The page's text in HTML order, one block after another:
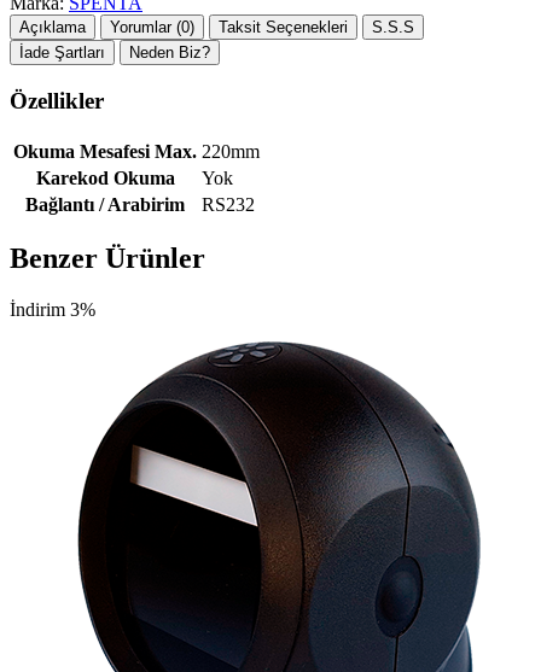
Açıklama Yorumlar (0) Taksit Seçenekleri
S.S.S
İade Şartları
Neden Biz?
Özellikler
Okuma Mesafesi Max. 220mm
Karekod Okuma
Yok
Bağlantı / Arabirim
RS232
Benzer Ürünler
İndirim 3%